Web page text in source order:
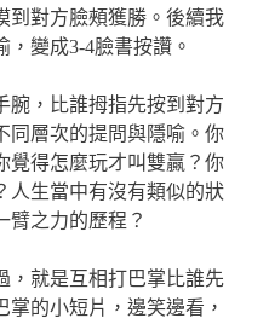
到對方臉頰獲勝。後續我
變成3-4臉書按讚。
腕，比誰拇指先按到對方
同層次的提問與隱喻。你
覺得怎麼玩才叫雙贏？你
人生當中有沒有類似的狀
臂之力的歷程？
，就是互相打巴掌比誰先
的小短片，邊笑邊看，